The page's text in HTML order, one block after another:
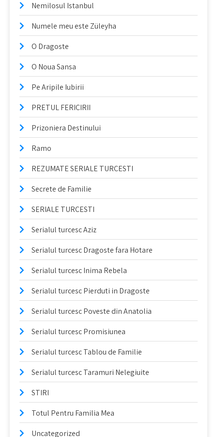
Nemilosul Istanbul
Numele meu este Züleyha
O Dragoste
O Noua Sansa
Pe Aripile Iubirii
PRETUL FERICIRII
Prizoniera Destinului
Ramo
REZUMATE SERIALE TURCESTI
Secrete de Familie
SERIALE TURCESTI
Serialul turcesc Aziz
Serialul turcesc Dragoste fara Hotare
Serialul turcesc Inima Rebela
Serialul turcesc Pierduti in Dragoste
Serialul turcesc Poveste din Anatolia
Serialul turcesc Promisiunea
Serialul turcesc Tablou de Familie
Serialul turcesc Taramuri Nelegiuite
STIRI
Totul Pentru Familia Mea
Uncategorized